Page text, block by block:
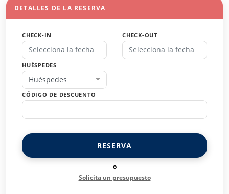
DETALLES DE LA RESERVA
CHECK-IN CHECK-OUT
HUÉSPEDES
Huéspedes
CÓDIGO DE DESCUENTO
RESERVA
o
Solicita un presupuesto